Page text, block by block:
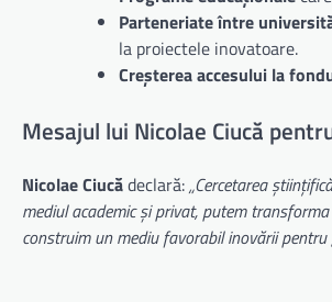
Parteneriate între
la proiectele inovatoare.
Creșterea accesului la
Mesajul lui Nicolae Ciucă
Nicolae Ciucădeclară:„Cercetarea
mediul academic și privat, putem
construim un mediu favorabil inovării pentru